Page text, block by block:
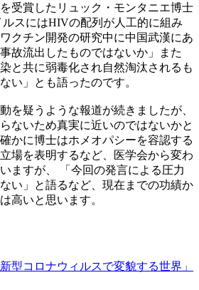
受賞したリュック・モンタニエ博士
スにはHIVの配列が人工的に組み
クチン開発の研究中に中国武漢にあ
故流出したものではないか」また
と共に弱毒化され自然淘汰されるも
い」とも語ったのです。
を疑うような報道が続きましたが、
ないため真実に近いのではないかと
かに博士はホメオパシーを容認する
場を表明するなど、医学会から変わ
ますが、 「今回の発言による圧力
い」と語るなど、現在までの功績か
高いと思います。
コロナウィルスで変貌する世界」